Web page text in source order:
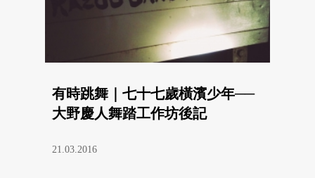
有時跳舞｜七十七歲橫濱少年──
大野慶人舞踏工作坊後記
21.03.2016